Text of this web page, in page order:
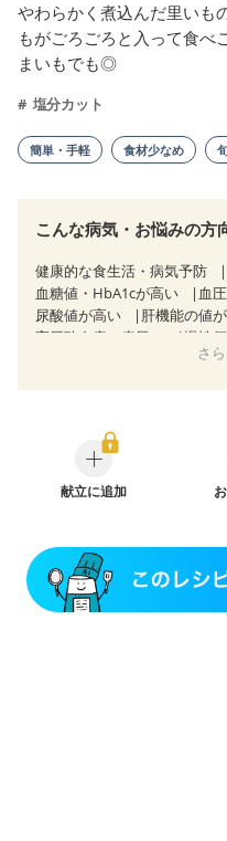
やわらかく煮込んだ里いも
もがごろごろと入って食べ
まいもでも◎
塩分カット
簡単・手軽 食材少なめ
こんな病気・お悩みの方
健康的な食生活・病気予防
血糖値・HbA1cが高い
血
尿酸値が高い
肝機能の値
高尿酸血症（痛風）
慢性
乳が
妊婦健診・血圧が気になる
妊婦健診・血糖値が気になる
妊娠糖尿病(初期)
産後（
ニキビ・肌荒れ
さ
献立に追加